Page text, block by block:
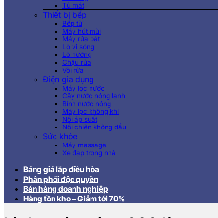
Tủ mát
Thiết bị bếp
Bếp từ
Máy hút mùi
Máy rửa bát
Lò vi sóng
Lò nướng
Chậu rửa
Vòi rửa
Điện gia dụng
Máy lọc nước
Cây nước nóng lạnh
Bình nước nóng
Máy lọc không khí
Nồi áp suất
Nồi chiên không dầu
Sức khỏe
Máy massage
Xe đạp trong nhà
Bảng giá lắp điều hòa
Phân phối độc quyền
Bán hàng doanh nghiệp
Hàng tồn kho – Giảm tới 70%